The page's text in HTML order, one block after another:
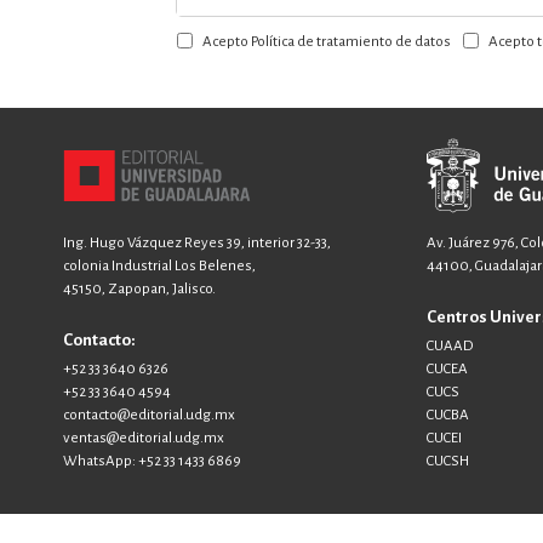
a
nuestroAcepto Política de tratamiento de datos Acepto
Ing. Hugo Vázquez Reyes 39, interior 32-33,
colonia Industrial Los Belenes,
45150, Zapopan, Jalisco.
Contacto:
+52 33 3640 6326
+52 33 3640 4594
contacto@editorial.udg.mx
ventas@editorial.udg.mx
WhatsApp: +52 33 1433 6869
Av. Juárez 976,
44100,
Centros
CUAAD
CUCEA
CUCS
CUCBA
CUCEI
CUCSH